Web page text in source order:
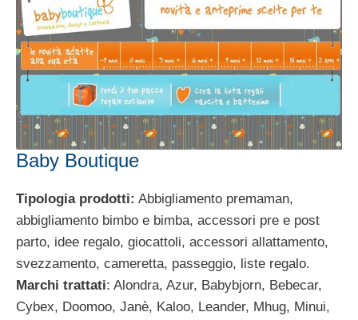
Baby Boutique
Tipologia prodotti: Abbigliamento premaman,
abbigliamento bimbo e bimba, accessori pre e post
parto, idee regalo, giocattoli, accessori allattamento,
svezzamento, cameretta, passeggio, liste regalo.
Marchi trattati: Alondra, Azur, Babybjorn, Bebecar,
Cybex, Doomoo, Janè, Kaloo, Leander, Mhug, Minui,